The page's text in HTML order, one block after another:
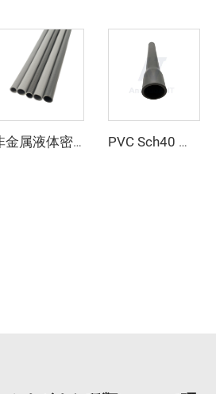
非金属液体密閉コンダクト PVC Sch40 コンダクト